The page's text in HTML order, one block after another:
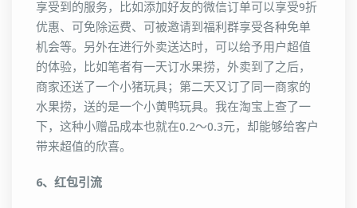
享受到的服务，比如添加好友的微信订单可以享受9折
优惠、可免除运费、可被邀请到福利群享受各种免单
机会等。另外在进行外卖送达时，可以给予用户超值
的体验，比如笔者有一天订水果捞，外卖到了之后，
商家还送了一个小猪玩具；第二天又订了同一商家的
水果捞，送的是一个小黄鸭玩具。我在淘宝上查了一
下，这种小赠品成本也就在0.2～0.3元，却能够给客户
带来超值的欣喜。
6、红包引流